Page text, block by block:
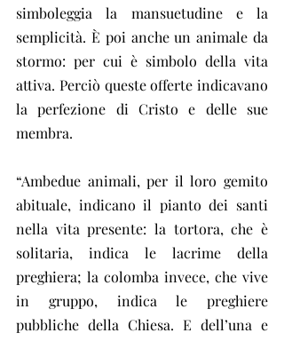
simboleggia la mansuetudine e la
semplicità. È poi anche un animale da
stormo: per cui è simbolo della vita
attiva. Perciò queste offerte indicavano
la perfezione di Cristo e delle sue
membra.
“Ambedue animali, per il loro gemito
abituale, indicano il pianto dei santi
nella vita presente: la tortora, che è
solitaria, indica le lacrime della
preghiera; la colomba invece, che vive
in gruppo, indica le preghiere
pubbliche della Chiesa. E dell’una e